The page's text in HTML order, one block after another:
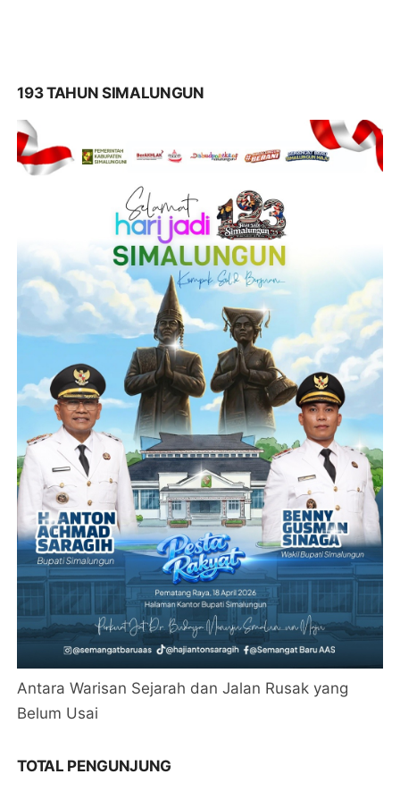
193 TAHUN SIMALUNGUN
Antara Warisan Sejarah dan Jalan Rusak yang
Belum Usai
TOTAL PENGUNJUNG